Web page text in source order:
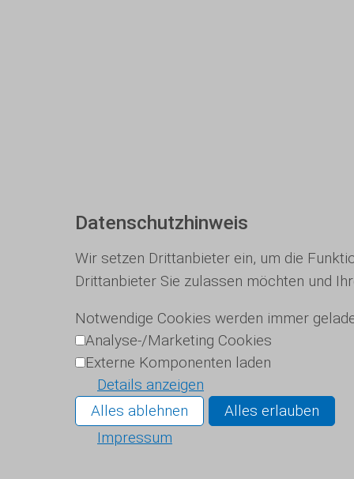
Datenschutzhinweis
Wir setzen Drittanbieter ein, um die
Drittanbieter Sie zulassen möchten und
Notwendige Cookies werden immer
Analyse-/Marketing Cookies
Externe Komponenten laden
Details anzeigen
Alles ablehnen
Alles erlauben
Impressum